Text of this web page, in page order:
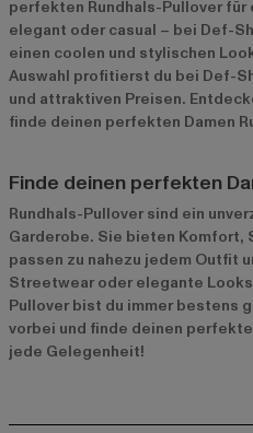
perfekten Rundhals-Pullover
elegant oder casual – bei Def-
einen coolen und stylischen
Auswahl profitierst du bei Def-
und attraktiven Preisen.
finde deinen perfekten Damen
Finde deinen perfekten
Rundhals-Pullover sind ein
Garderobe. Sie bieten
passen zu nahezu jedem Outfit
Streetwear oder elegante
Pullover bist du immer bestens
vorbei und finde deinen
jede Gelegenheit!